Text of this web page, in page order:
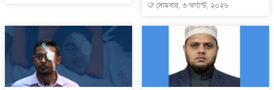
সোমবার, ৩ অগাস্ট, ২০২৬